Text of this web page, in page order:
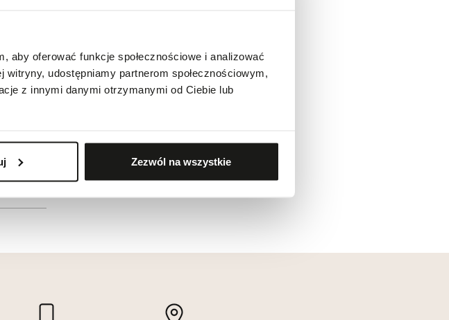
aby oferować funkcje społecznościowe i analizować
udostępniamy partnerom społecznościowym,
z innymi danymi otrzymanymi od Ciebie lub
Zezwól na wszystkie